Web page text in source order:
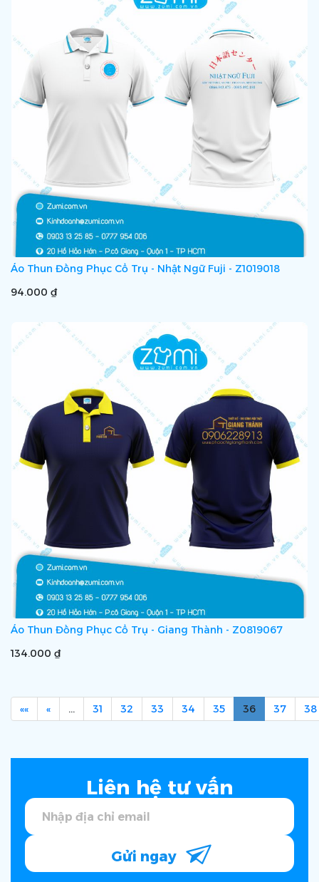
Áo Thun Đồng Phục Cổ Trụ - Nhật Ngữ Fuji - Z1019018
94.000 ₫
Áo Thun Đồng Phục Cổ Trụ - Giang Thành - Z0819067
134.000 ₫
«« « … 31 32 33 34 35 36 37 38
Liên hệ tư vấn
Gửi ngay